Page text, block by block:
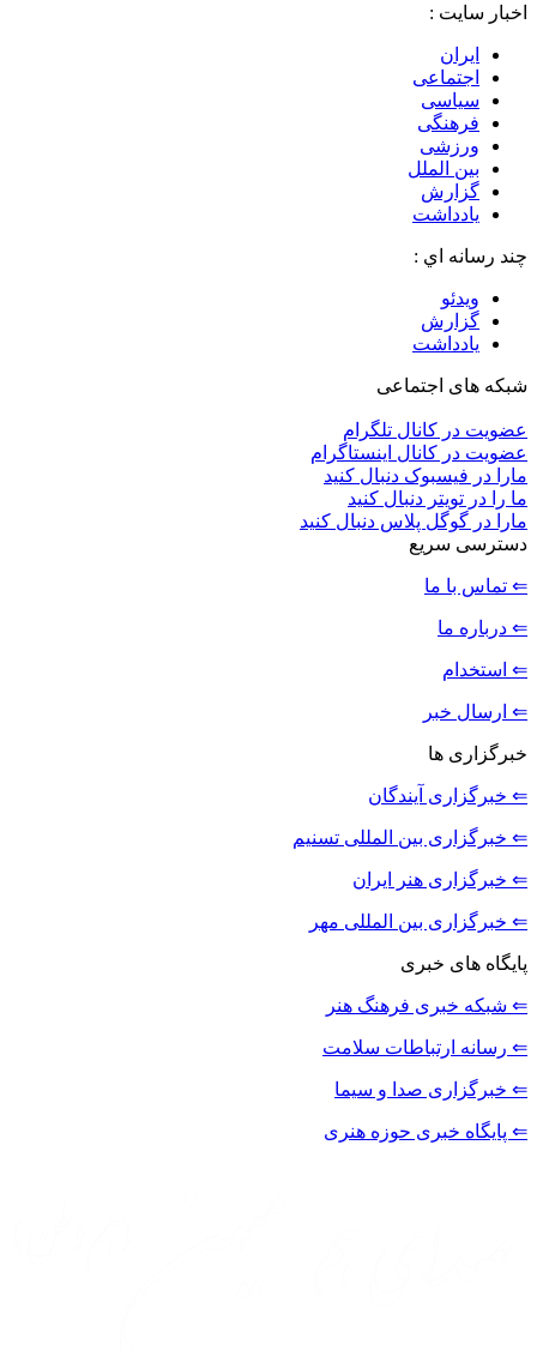
اخبار سایت :
ایران
اجتماعی
سیاسی
فرهنگی
ورزشی
بین الملل
گزارش
یادداشت
چند رسانه اي :
ویدئو
گزارش
یادداشت
شبکه های اجتماعی
عضویت در کانال تلگرام
عضویت در کانال اینستاگرام
مارا در فیسبوک دنبال کنید
ما را در تویتر دنبال کنید
مارا در گوگل پلاس دنبال کنید
دسترسی سریع
⇐ تماس با ما
⇐ درباره ما
⇐ استخدام
⇐ ارسال خبر
خبرگزاری ها
⇐ خبرگزاری آیندگان
⇐ خبرگزاری بین المللی تسنیم
⇐ خبرگزاری هنر ایران
⇐ خبرگزاری بین المللی مهر
پایگاه های خبری
⇐ شبکه خبری فرهنگ هنر
⇐ رسانه ارتباطات سلامت
⇐ خبرگزاری صدا و سیما
⇐ پایگاه خبری حوزه هنری